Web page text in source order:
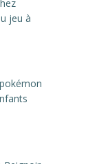
jeu à